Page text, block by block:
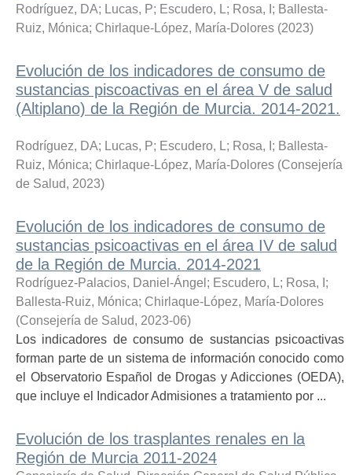
Rodríguez, DA; Lucas, P; Escudero, L; Rosa, I ; Ballesta-
Ruiz, Mónica; Chirlaque-López, María-Dolores (2023)
Evolución de los indicadores de consumo de
sustancias piscoactivas en el área V de salud
(Altiplano) de la Región de Murcia. 2014-2021.
Rodríguez, DA; Lucas, P; Escudero, L; Rosa, I ; Ballesta-
Ruiz, Mónica; Chirlaque-López, María-Dolores (Consejería
de Salud, 2023)
Evolución de los indicadores de consumo de
sustancias psicoactivas en el área IV de salud
de la Región de Murcia. 2014-2021
Rodríguez-Palacios, Daniel-Ángel ; Escudero, L; Rosa, I ;
Ballesta-Ruiz, Mónica; Chirlaque-López, María-Dolores
(Consejería de Salud, 2023-06)
Los indicadores de consumo de sustancias psicoactivas
forman parte de un sistema de información conocido como
el Observatorio Español de Drogas y Adicciones (OEDA),
que incluye el Indicador Admisiones a tratamiento por ...
Evolución de los trasplantes renales en la
Región de Murcia 2011-2024